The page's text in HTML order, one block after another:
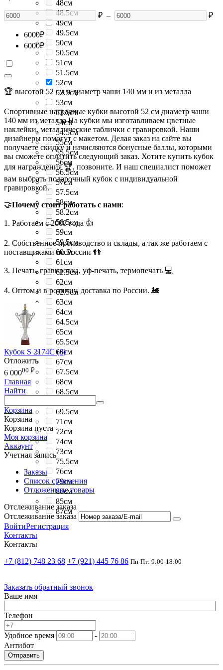
48см
48.5см
49см
49.5см
50см
50.5см
51см
51.5см
52см
52.5см
53см
53.5см
54см
54.5см
55см
55.5см
56см
56.5см
57см
57.5см
58см
58.2см
58.5см
59см
59.5см
60см
61см
61.5см
62см
62.5см
63см
64см
64.5см
65см
65.5см
66см
67см
67.5см
68см
68.5см
69.5см
71см
72см
74см
73см
75.5см
76см
79см
80см
85см
87см
₽ – ₽
6000₽
6000₽
🏆 высотой 52 см и диаметр чаши 140 мм и из металла
Спортивные наградные кубки высотой 52 см диаметр чаши
140 мм из металла На кубки мы изготавливаем цветные
наклейки, металлические таблички с гравировкой. Наши
дизайнеры помогут с макетом. Делая заказ на сайте вы
получаете скидку и начисляются бонусные баллы, которыми
вы сможете оплатить следующий заказ. Хотите купить кубок
для награждения 🏆, позвоните. И наш специалист поможет
вам выбрать подарочный кубок с индивидуальной
гравировкой.
🤝Почему стоит работать с нами:
1. Работаем с 2008 года 👍
2. Собственное производство и склады, а так же работаем с
поставщиками по России 👬
3. Печать, гравировка, уф-печать, термопечать 💻
4. Оптом и в розницу, доставка по России. 🚂
Кубок S 2174C (3)
Отложить
6 00000 ₽
Главная
Найти
Корзина
Корзина
Корзина пуста
Моя корзина
Аккаунт
Учетная запись
Заказы
Список сравнения
Отложенные товары
Отслеживание заказа
Отслеживание заказа
ВойтиРегистрация
Контакты
Контакты
+7 (812) 748 23 68 +7 (921) 445 76 86 Пн-Пт: 9:00-18:00
Заказать обратный звонок
Ваше имя
Телефон
Удобное время
-
Антибот
Отправить